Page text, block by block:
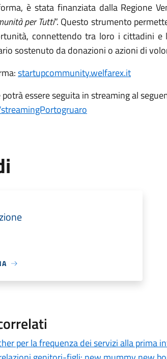
è stata finanziata dalla Regione
per Tutti”. Questo strumento
connettendo tra loro i cittadini
sostenuto da donazioni o azioni di
startupcommunity.welfarex.it
essere seguita in streaming al
per la frequenza dei servizi alla prima